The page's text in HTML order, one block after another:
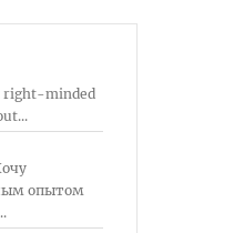
right-minded
опытом